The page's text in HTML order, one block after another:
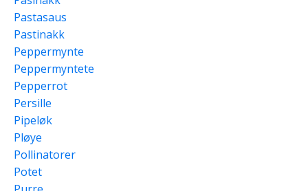
Pastasaus
Pastinakk
Peppermynte
Peppermyntete
Pepperrot
Persille
Pipeløk
Pløye
Pollinatorer
Potet